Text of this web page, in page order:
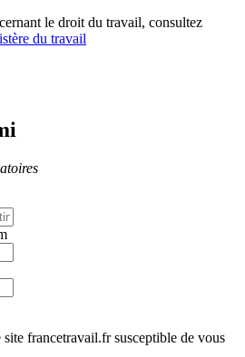
le droit du travail, consultez
du travail
francetravail.fr susceptible de vous